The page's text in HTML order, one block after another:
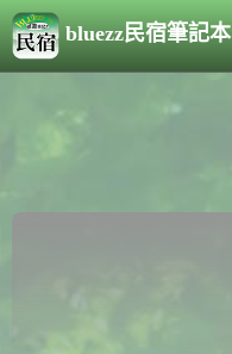
bluezz民宿筆記本